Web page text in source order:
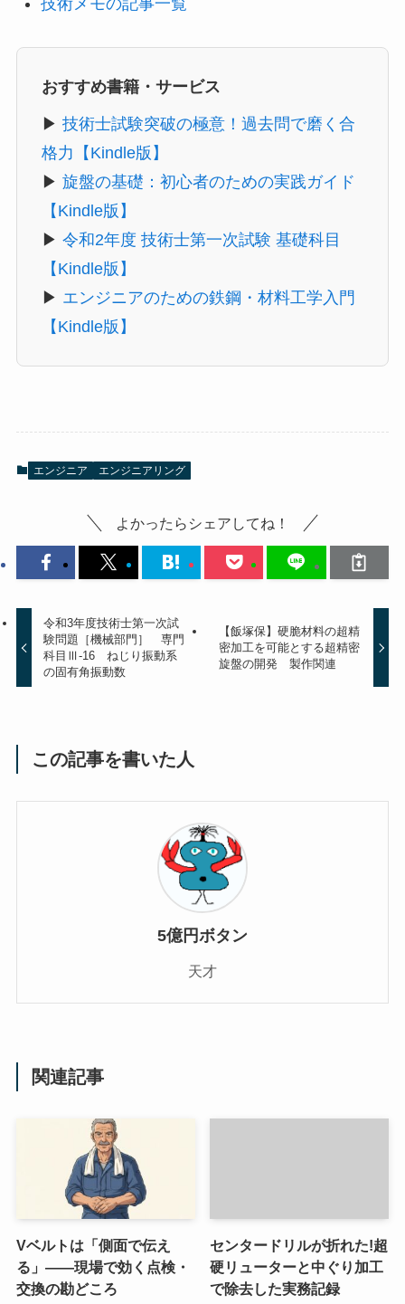
おすすめ書籍・サービス
▶ 技術士試験突破の極意！過去問で磨く合
格力【Kindle版】
▶ 旋盤の基礎：初心者のための実践ガイド
【Kindle版】
▶ 令和2年度 技術士第一次試験 基礎科目
【Kindle版】
▶ エンジニアのための鉄鋼・材料工学入門
【Kindle版】
エンジニア エンジニアリング
よかったらシェアしてね！
令和3年度技術士第一次試
験問題［機械部門］ 専門
科目Ⅲ-16 ねじり振動系
の固有角振動数
【飯塚保】硬脆材料の超精
密加工を可能とする超精密
旋盤の開発 製作関連
この記事を書いた人
5億円ボタン
天才
関連記事
Vベルトは「側面で伝え
る」——現場で効く点検・
交換の勘どころ
センタードリルが折れた!超
硬リューターと中ぐり加工
で除去した実務記録